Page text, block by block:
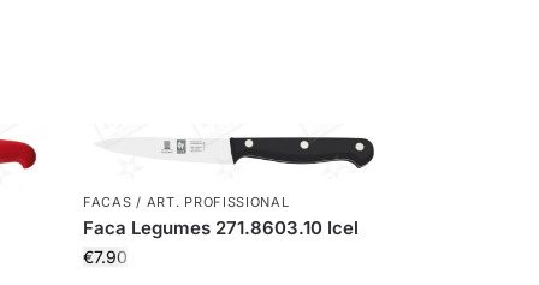
FACAS / ART. PROFISSIONAL
Faca Legumes 271.8603.10 Icel
€7.90